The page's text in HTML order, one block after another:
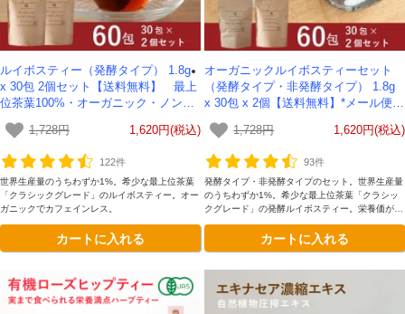
ルイボスティー（発酵タイプ） 1.8g
x 30包 2個セット【送料無料】 最上
位茶葉100%・オーガニック・ノンカ
フェイン *メール便での発送*
1,728円
1,620円(税込)
122件
世界生産量のうちわずか1%。希少な最上位茶葉
「クラシックグレード」のルイボスティー。オー
ガニックでカフェインレス。
カートに入れる
オーガニックルイボスティーセット
（発酵タイプ・非発酵タイプ） 1.8g
x 30包 x 2個【送料無料】*メール便で
の発送*
1,728円
1,620円(税込)
93件
発酵タイプ・非発酵タイプのセット。世界生産量
のうちわずか1%。希少な最上位茶葉「クラシッ
クグレード」の発酵ルイボスティー。栄養価が高
スティーのセットです。カートに入れる